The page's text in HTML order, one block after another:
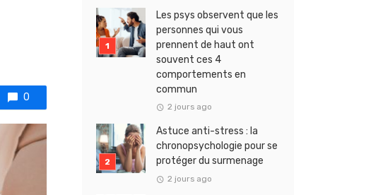
0
Les psys observent que les
personnes qui vous
prennent de haut ont
souvent ces 4
comportements en
commun
2 jours ago
Astuce anti-stress : la
chronopsychologie pour se
protéger du surmenage
2 jours ago